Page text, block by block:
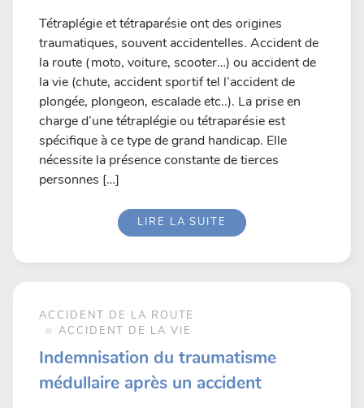
Tétraplégie et tétraparésie ont des origines
traumatiques, souvent accidentelles. Accident de
la route (moto, voiture, scooter…) ou accident de
la vie (chute, accident sportif tel l’accident de
plongée, plongeon, escalade etc..). La prise en
charge d’une tétraplégie ou tétraparésie est
spécifique à ce type de grand handicap. Elle
nécessite la présence constante de tierces
personnes […]
LIRE LA SUITE
ACCIDENT DE LA ROUTE
ACCIDENT DE LA VIE
Indemnisation du traumatisme
médullaire après un accident